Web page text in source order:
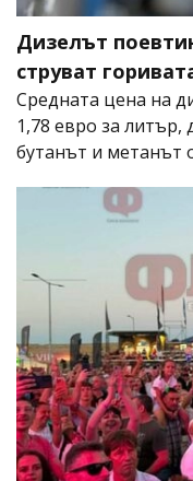
Дизелът
струват
Средната цена на
1,78 евро за
бутанът и метанът